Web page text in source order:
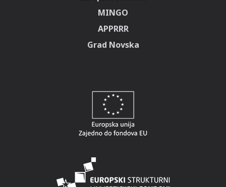
MINGO
APPRRR
Grad Novska